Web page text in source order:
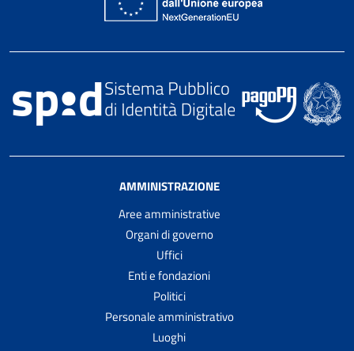
AMMINISTRAZIONE
Aree amministrative
Organi di governo
Uffici
Enti e fondazioni
Politici
Personale amministrativo
Luoghi